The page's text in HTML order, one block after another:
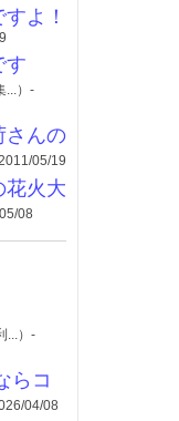
よ！
す
...）-
さんの
05/19
花火大
08
...）-
らコ
04/08